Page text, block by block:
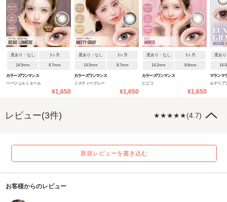
度あり・なし 1ヶ月
14.5mm 8.7mm
カラーズワンマンス
ベージュルミエール
¥1,650
度あり・なし 1ヶ月
14.5mm 8.7mm
カラーズワンマンス
ミスティーグレー
¥1,650
度あり・なし 1ヶ月
14.2mm 8.6mm
カラーズワンマンス
ヒビコ
¥1,650
度あ
マランマ
ルナリア
レビュー(3件) ★★★★★(4.7)
新規レビューを書き込む
お客様からのレビュー